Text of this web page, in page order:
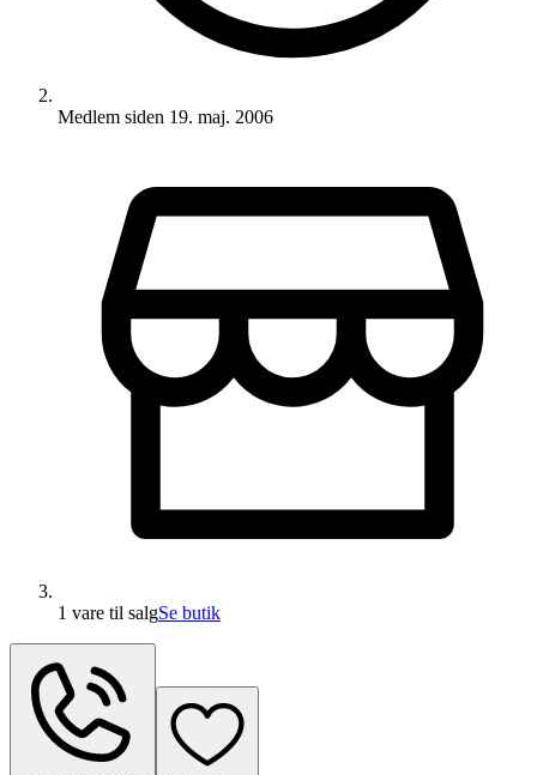
Medlem siden 19. maj. 2006
1 vare til salgSe butik